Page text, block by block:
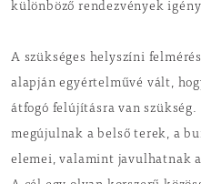
különböző rendezvények
A szükséges helyszíni
alapján egyértelművé vált,
átfogó felújításra van
megújulnak a belső terek, a
elemei, valamint javulhatnak